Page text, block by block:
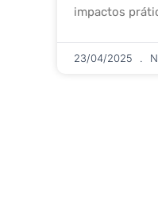
impactos
23/04/2025